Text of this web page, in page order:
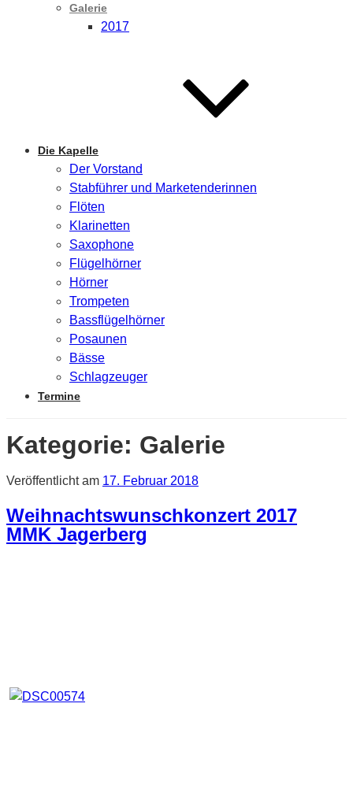
Galerie
2017
Die Kapelle
Der Vorstand
Stabführer und Marketenderinnen
Flöten
Klarinetten
Saxophone
Flügelhörner
Hörner
Trompeten
Bassflügelhörner
Posaunen
Bässe
Schlagzeuger
Termine
Kategorie: Galerie
Veröffentlicht am 17. Februar 2018
Weihnachtswunschkonzert 2017
MMK Jagerberg